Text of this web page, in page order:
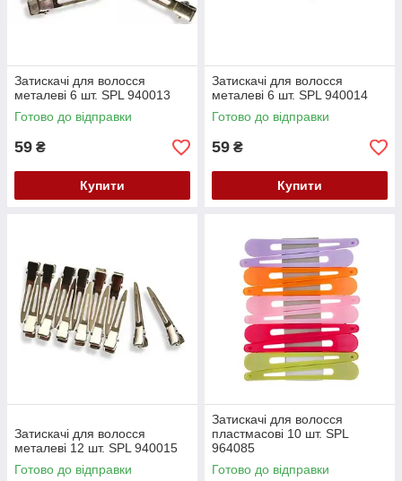
Затискачі для волосся
металеві 6 шт. SPL 940013
Готово до відправки
59 ₴
Купити
Затискачі для волосся
металеві 6 шт. SPL 940014
Готово до відправки
59 ₴
Купити
Затискачі для волосся
металеві 12 шт. SPL 940015
Готово до відправки
Затискачі для волосся
пластмасові 10 шт. SPL
964085
Готово до відправки